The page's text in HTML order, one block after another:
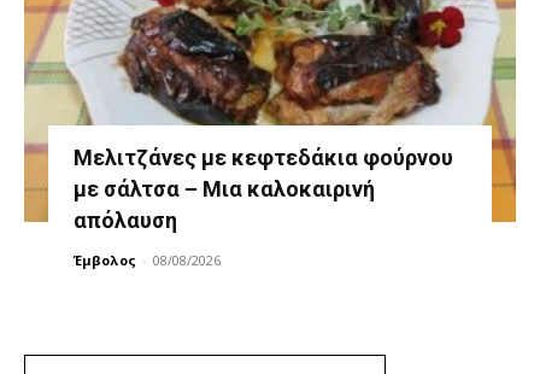
Μελιτζάνες με κεφτεδάκια φούρνου
με σάλτσα – Μια καλοκαιρινή
απόλαυση
Έμβολος - 08/08/2026